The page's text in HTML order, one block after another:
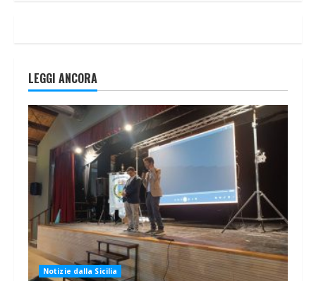
LEGGI ANCORA
Notizie dalla Sicilia